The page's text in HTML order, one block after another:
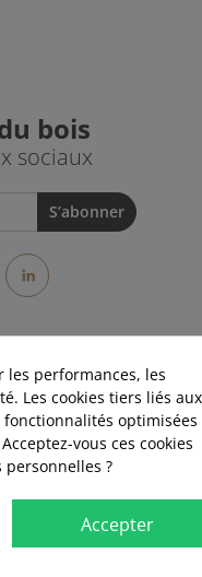
bois
sociaux
LinkedIn
Vente
les performances, les
Les cookies tiers liés aux
optimisées
vous ces cookies
?
Accepter